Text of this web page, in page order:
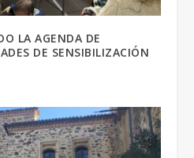
LA AGENDA DE
DE SENSIBILIZACIÓN